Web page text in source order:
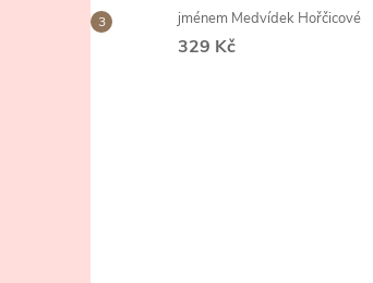
jménem Medvídek Hořčicové
329 Kč